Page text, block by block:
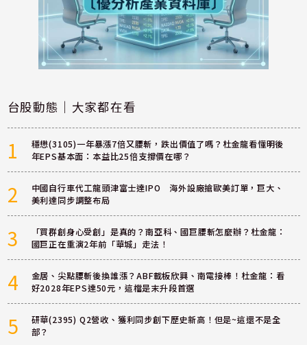
台股動態｜大家都在看
1
穩懋(3105)一年暴漲7倍又腰斬，跌出價值了嗎？杜金龍看懂明後
年EPS基本面：本益比25倍支撐價在哪？
2
中國自行車代工龍頭津富士達IPO 海外設廠搶歐美訂單，巨大、
美利達同步調整布局
3
「買群創身心受創」是真的？南亞科、國巨腰斬怎麼辦？杜金龍：
國巨正在重演2年前「華城」走法！
4
金居、尖點腰斬後換誰漲？ABF載板欣興、南電接棒！杜金龍：看
好2028年EPS達50元，這檔是末升段首選
5
研華(2395) Q2營收、獲利同步創下歷史新高！但是~這還不是全
部？